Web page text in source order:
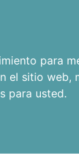
para
el sitio web,
para usted.